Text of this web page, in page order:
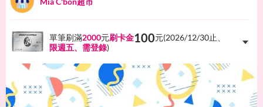
單筆刷滿2000元刷卡金100元(2026/12/30止、
限週五、需登錄)